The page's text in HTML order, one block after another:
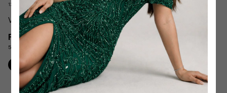
Vestido JoJo Plus Manga Laço
R$549,90
5 sem juros
12 cores
Comprar